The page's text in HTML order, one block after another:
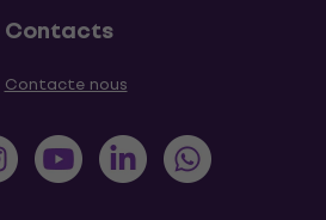
Contacts
Contacte nous